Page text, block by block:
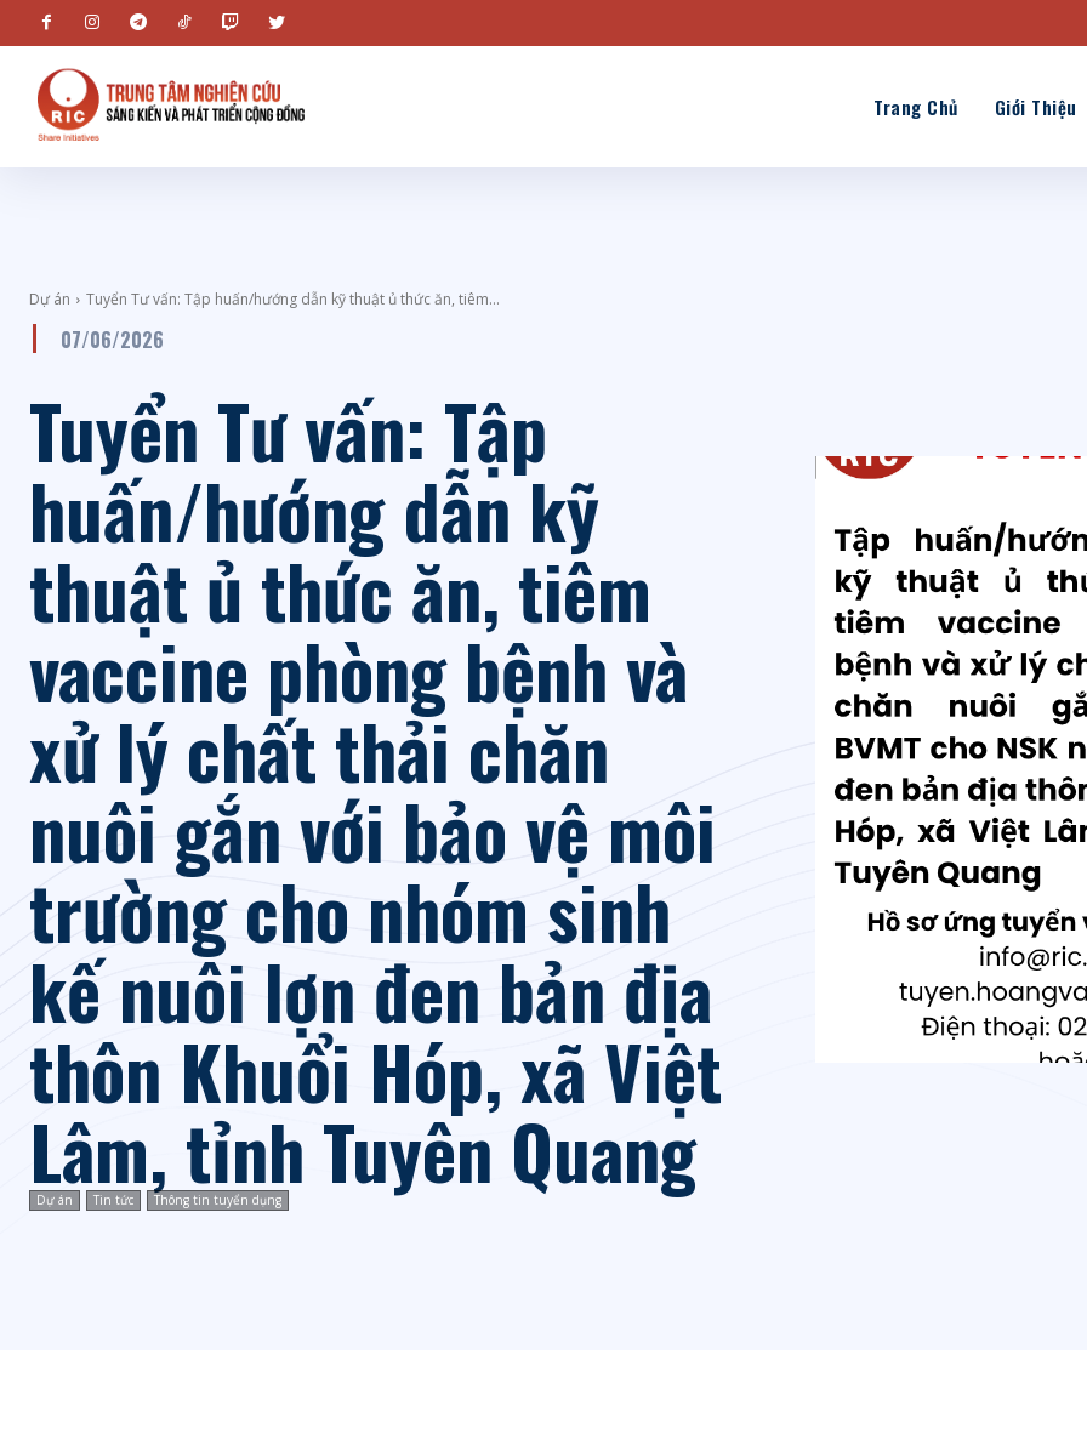
Trang Chủ Giới Thiệu
Dự án Tuyển Tư vấn: Tập huấn/hướng dẫn kỹ thuật ủ thức ăn, tiêm...
07/06/2026
Tuyển Tư vấn: Tập
huấn/hướng dẫn kỹ
thuật ủ thức ăn, tiêm
vaccine phòng bệnh và
xử lý chất thải chăn
nuôi gắn với bảo vệ môi
trường cho nhóm sinh
kế nuôi lợn đen bản địa
thôn Khuổi Hóp, xã Việt
Lâm, tỉnh Tuyên Quang
Dự án Tin tức Thông tin tuyển dụng